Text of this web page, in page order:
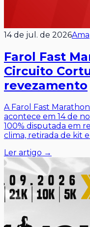
14 de jul. de 2026
Farol Fast
Circuito
revezamento
A Farol Fast
acontece em 14 de
100% disputada em
clima, retirada de kit
Ler artigo →